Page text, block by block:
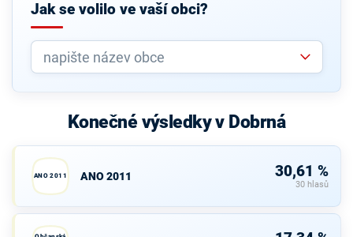
Jak se volilo ve vaší obci?
Konečné výsledky v Dobrná
ANO 2011 ANO 2011 30,61 %
30 hlasů